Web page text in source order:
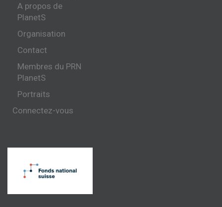
A propos de
PlanetS
Organisation
Contact
Membres du PRN
PlanetS
Portraits
Connectez-vous